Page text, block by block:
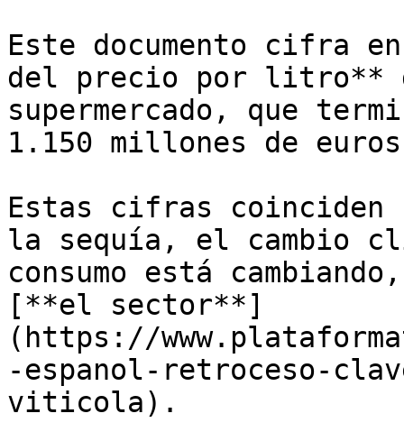
Este documento cifra
del precio por litro**
supermercado, que
1.150 millones de
Estas cifras coinciden
la sequía, el cambio
consumo está
[**el sector**]
(https://
-espanol-retroceso-
viticola).